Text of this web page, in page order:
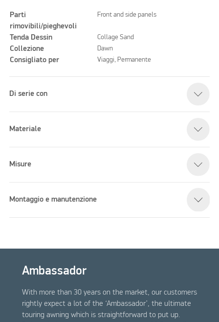
Parti
rimovibili/pieghevoli
Front and side panels
Tenda Dessin Collage Sand
Collezione Dawn
Consigliato per Viaggi, Permanente
Di serie con
Materiale
Misure
Montaggio e manutenzione
Ambassador
With more than 30 years on the market, our customers
rightly expect a lot of the ‘Ambassador’, the ultimate
touring awning which is straightforward to put up.